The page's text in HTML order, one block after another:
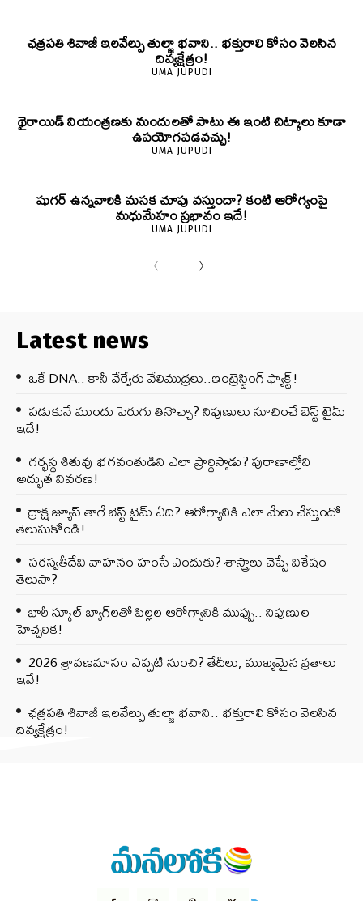
ఛత్రపతి శివాజీ ఇలవేల్పు తుల్జా భవాని.. భక్తురాలి కోసం వెలసిన
దివ్యక్షేత్రం!
UMA JUPUDI
థైరాయిడ్ నియంత్రణకు మందులతో పాటు ఈ ఇంటి చిట్కాలు కూడా
ఉపయోగపడవచ్చు!
UMA JUPUDI
షుగర్ ఉన్నవారికి మసక చూపు వస్తుందా? కంటి ఆరోగ్యంపై
మధుమేహం ప్రభావం ఇదే!
UMA JUPUDI
Latest news
ఒకే DNA.. కానీ వేర్వేరు వేలిముద్రలు..ఇంట్రెస్టింగ్ ఫ్యాక్ట్!
పడుకునే ముందు పెరుగు తినొచ్చా? నిపుణులు సూచించే బెస్ట్ టైమ్
ఇదే!
గర్భస్థ శిశువు భగవంతుడిని ఎలా ప్రార్థిస్తాడు? పురాణాల్లోని
అద్భుత వివరణ!
ద్రాక్ష జ్యూస్ తాగే బెస్ట్ టైమ్ ఏది? ఆరోగ్యానికి ఎలా మేలు చేస్తుందో
తెలుసుకోండి!
సరస్వతీదేవి వాహనం హంసే ఎందుకు? శాస్త్రాలు చెప్పే విశేషం
తెలుసా?
భారీ స్కూల్ బ్యాగ్‌లతో పిల్లల ఆరోగ్యానికి ముప్పు.. నిపుణుల
హెచ్చరిక!
2026 శ్రావణమాసం ఎప్పటి నుంచి? తేదీలు, ముఖ్యమైన వ్రతాలు
ఇవే!
ఛత్రపతి శివాజీ ఇలవేల్పు తుల్జా భవాని.. భక్తురాలి కోసం వెలసిన
దివ్యక్షేత్రం!